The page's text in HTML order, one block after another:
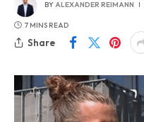
BYALEXANDER REIMANN
7 MINS READ
Share